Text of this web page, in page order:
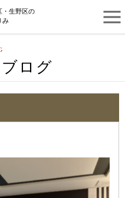
・生野区の
み
ログ